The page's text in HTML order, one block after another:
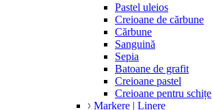
Pastel uleios
Creioane de cărbune
Cărbune
Sanguină
Sepia
Batoane de grafit
Creioane pastel
Creioane pentru schițe
Markere | Linere